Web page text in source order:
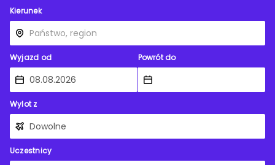
Kierunek
Wyjazd od Powrót do
Wylot z
Uczestnicy